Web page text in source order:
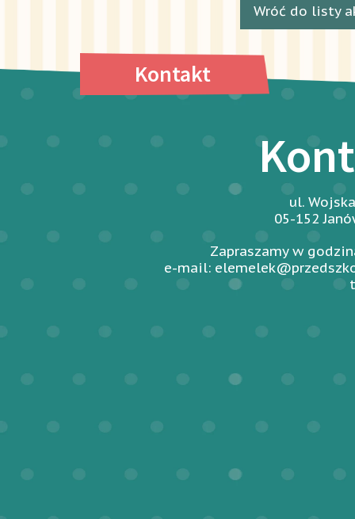
Kontakt
ul.
05-152
Zapraszamy w
e-mail:
Wróć do listy